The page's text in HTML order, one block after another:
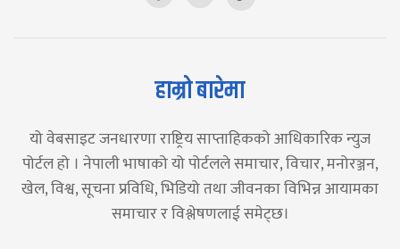
हाम्रो बारेमा
यो वेबसाइट जनधारणा राष्ट्रिय साप्ताहिकको आधिकारिक न्युज
पोर्टल हो । नेपाली भाषाको यो पोर्टलले समाचार, विचार, मनोरञ्जन,
खेल, विश्व, सूचना प्रविधि, भिडियो तथा जीवनका विभिन्न आयामका
समाचार र विश्लेषणलाई समेट्छ।